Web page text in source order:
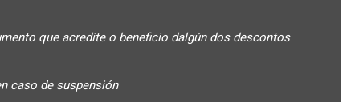
que acredite o beneficio dalgún dos descontos
caso de suspensión